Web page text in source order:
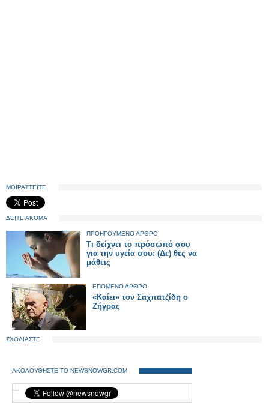
ΜΟΙΡΑΣΤΕΙΤΕ
ΔΕΙΤΕ ΑΚΟΜΑ
ΠΡΟΗΓΟΥΜΕΝΟ ΑΡΘΡΟ
Τι δείχνει το πρόσωπό σου
για την υγεία σου: (Δε) θες να
μάθεις
ΕΠΟΜΕΝΟ ΑΡΘΡΟ
«Καίει» τον Σαχπατζίδη ο
Ζήγρας
ΣΧΟΛΙΑΣΤΕ
ΑΚΟΛΟΥΘΗΣΤΕ ΤΟ NEWSNOWGR.COM